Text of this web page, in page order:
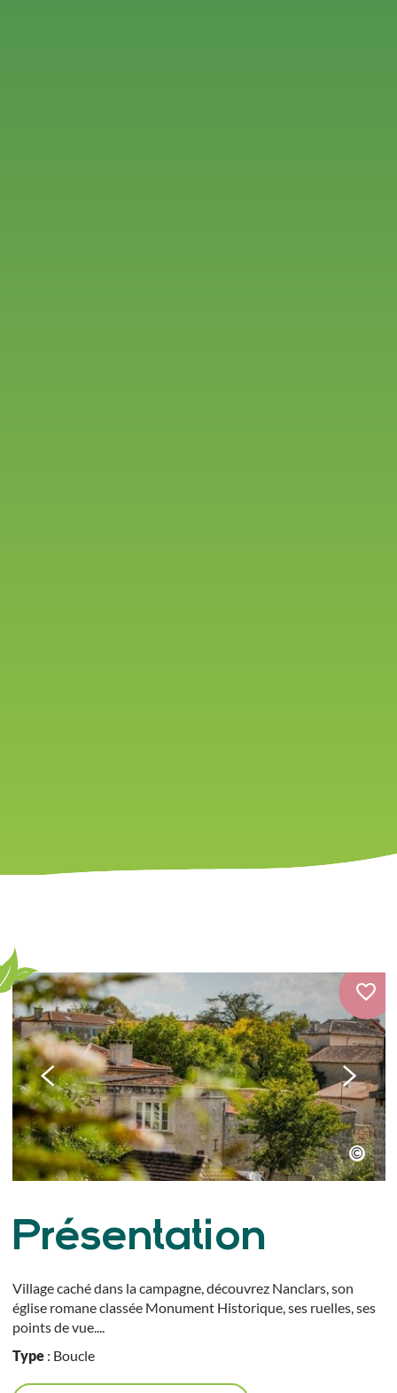
Présentation
Village caché dans la campagne, découvrez Nanclars, son
église romane classée Monument Historique, ses ruelles, ses
points de vue....
Type: Boucle